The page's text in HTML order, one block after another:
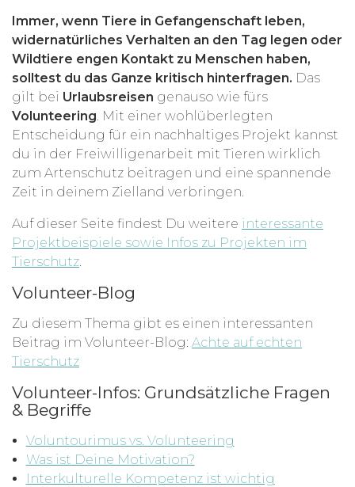
Immer, wenn Tiere in Gefangenschaft leben,
widernatürliches Verhalten an den Tag legen oder
Wildtiere engen Kontakt zu Menschen haben,
solltest du das Ganze kritisch hinterfragen. Das
gilt bei Urlaubsreisen genauso wie fürs
Volunteering. Mit einer wohlüberlegten
Entscheidung für ein nachhaltiges Projekt kannst
du in der Freiwilligenarbeit mit Tieren wirklich
zum Artenschutz beitragen und eine spannende
Zeit in deinem Zielland verbringen.
Auf dieser Seite findest Du weitere interessante
Projektbeispiele sowie Infos zu Projekten im
Tierschutz.
Volunteer-Blog
Zu diesem Thema gibt es einen interessanten
Beitrag im Volunteer-Blog: Achte auf echten
Tierschutz
Volunteer-Infos: Grundsätzliche Fragen
& Begriffe
Voluntourimus vs. Volunteering
Was ist Deine Motivation?
Interkulturelle Kompetenz ist wichtig